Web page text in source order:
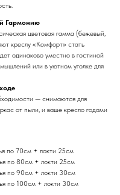
Гармонию
цветовая гамма (бежевый,
креслу «Комфорт» стать
одинаково уместно в гостиной
или в уютном уголке для
— снимаются для
от пыли, и ваше кресло годами
по 70см + локти 25см
по 80см + локти 25см
по 90см + локти 30см
по 100см + локти 30см